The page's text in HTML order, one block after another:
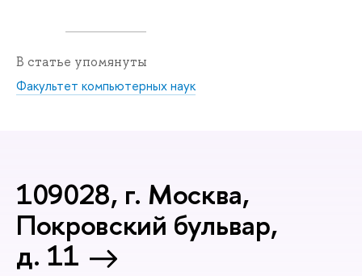
В статье упомянуты
Факультет компьютерных наук
109028, г. Москва,
Покровский бульвар,
д. 11